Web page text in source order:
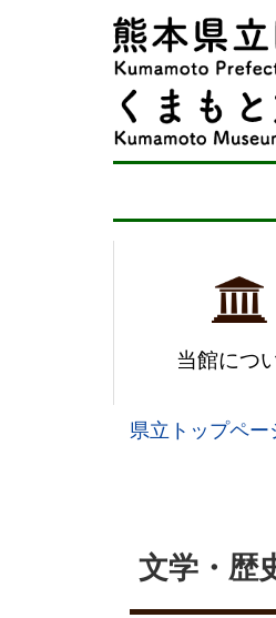
当館につ
県立トップペー
文学・歴